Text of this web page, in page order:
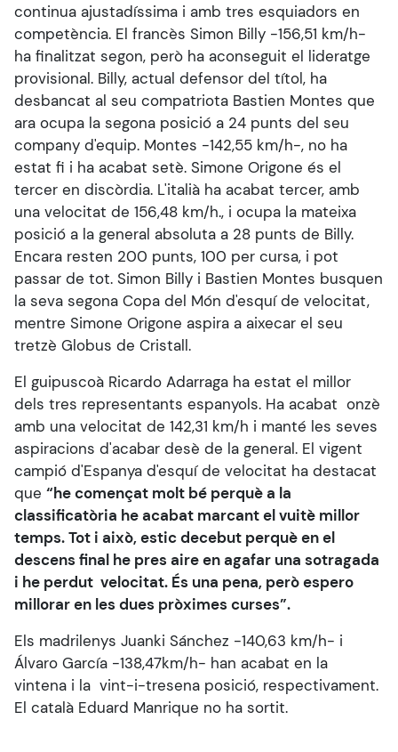
continua ajustadíssima i amb tres esquiadors en
competència. El francès Simon Billy -156,51 km/h-
ha finalitzat segon, però ha aconseguit el lideratge
provisional. Billy, actual defensor del títol, ha
desbancat al seu compatriota Bastien Montes que
ara ocupa la segona posició a 24 punts del seu
company d'equip. Montes -142,55 km/h-, no ha
estat fi i ha acabat setè. Simone Origone és el
tercer en discòrdia. L'italià ha acabat tercer, amb
una velocitat de 156,48 km/h., i ocupa la mateixa
posició a la general absoluta a 28 punts de Billy.
Encara resten 200 punts, 100 per cursa, i pot
passar de tot. Simon Billy i Bastien Montes busquen
la seva segona Copa del Món d'esquí de velocitat,
mentre Simone Origone aspira a aixecar el seu
tretzè Globus de Cristall.
El guipuscoà Ricardo Adarraga ha estat el millor
dels tres representants espanyols. Ha acabat onzè
amb una velocitat de 142,31 km/h i manté les seves
aspiracions d'acabar desè de la general. El vigent
campió d'Espanya d'esquí de velocitat ha destacat
que “he començat molt bé perquè a la
classificatòria he acabat marcant el vuitè millor
temps. Tot i això, estic decebut perquè en el
descens final he pres aire en agafar una sotragada
i he perdut velocitat. És una pena, però espero
millorar en les dues pròximes curses”.
Els madrilenys Juanki Sánchez -140,63 km/h- i
Álvaro García -138,47km/h- han acabat en la
vintena i la vint-i-tresena posició, respectivament.
El català Eduard Manrique no ha sortit.